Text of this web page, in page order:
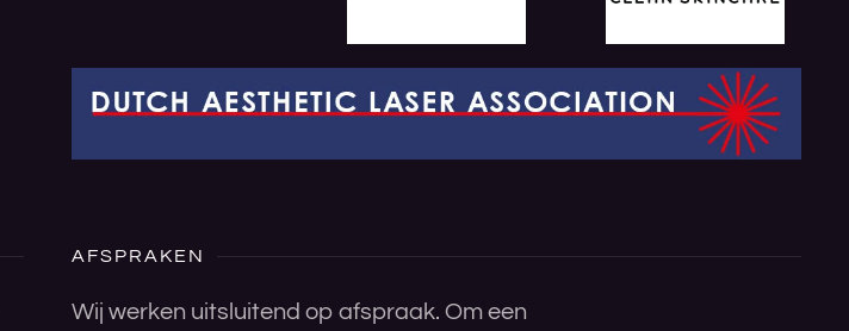
AFSPRAKEN
Wij werken uitsluitend op afspraak. Om een